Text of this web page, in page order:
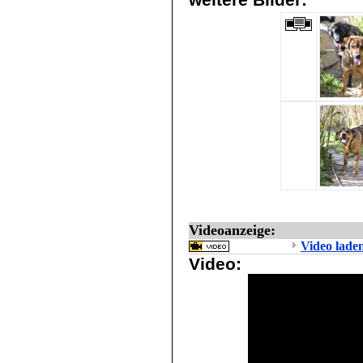
Videoanzeige:
Video
Video: